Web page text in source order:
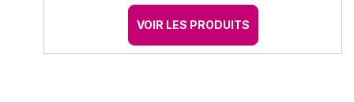
VOIR LES PRODUITS